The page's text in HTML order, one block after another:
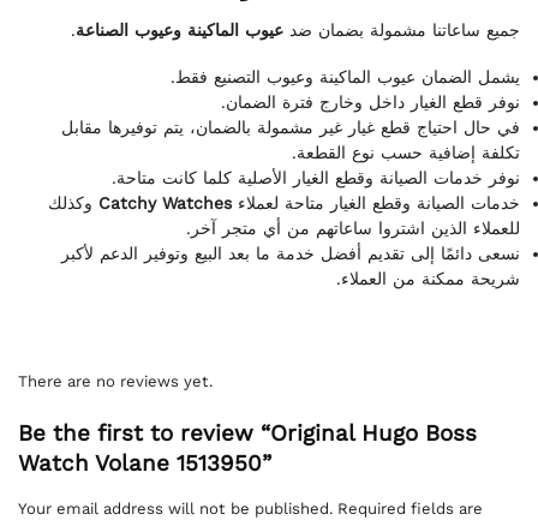
جميع ساعاتنا مشمولة بضمان ضد عيوب الماكينة وعيوب الصناعة.
يشمل الضمان عيوب الماكينة وعيوب التصنيع فقط.
نوفر قطع الغيار داخل وخارج فترة الضمان.
في حال احتياج قطع غيار غير مشمولة بالضمان، يتم توفيرها مقابل
تكلفة إضافية حسب نوع القطعة.
نوفر خدمات الصيانة وقطع الغيار الأصلية كلما كانت متاحة.
خدمات الصيانة وقطع الغيار متاحة لعملاءCatchy Watches وكذلك
للعملاء الذين اشتروا ساعاتهم من أي متجر آخر.
نسعى دائمًا إلى تقديم أفضل خدمة ما بعد البيع وتوفير الدعم لأكبر
شريحة ممكنة من العملاء.
There are no reviews yet.
Be the first to review “Original Hugo Boss
Watch Volane 1513950”
Your email address will not be published. Required fields are